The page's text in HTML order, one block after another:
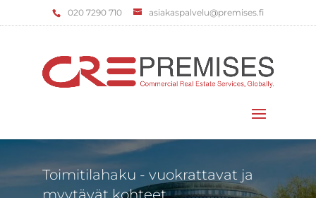
‌020 7290 710 asiakaspalvelu@premises.fi
Toimitilahaku - vuokrattavat ja
myytävät kohteet